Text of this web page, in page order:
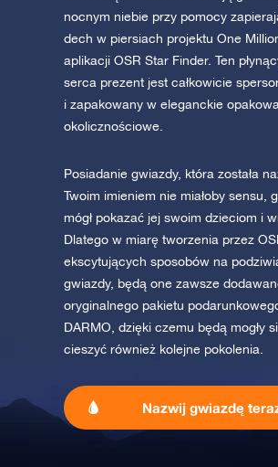
AppStore (iOS) Play Store
nocnym niebie przy pomocy
dech w piersiach projektu One
aplikacji OSR Star Finder. Ten
serca prezent jest całkowicie
i zapakowany w eleganckie
okolicznościowe.
Posiadanie gwiazdy, która została
Twoim imieniem nie miałoby sensu,
mógł pokazać jej swoim dzieciom i
Dlatego w miarę tworzenia przez
ekscytujących sposobów na
gwiazdy, będą one zawsze
oryginalnego pakietu
DARMO, dzięki czemu będą mogły
cieszyć również kolejne pokolenia.
Nazwij gwiazdę